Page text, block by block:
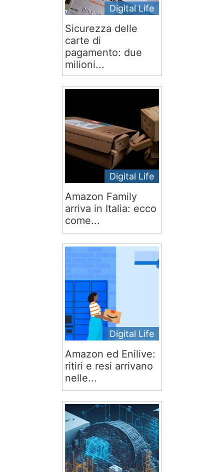
Digital Life
Sicurezza delle
carte di
pagamento: due
milioni...
Digital Life
Amazon Family
arriva in Italia: ecco
come...
Digital Life
Amazon ed Enilive:
ritiri e resi arrivano
nelle...